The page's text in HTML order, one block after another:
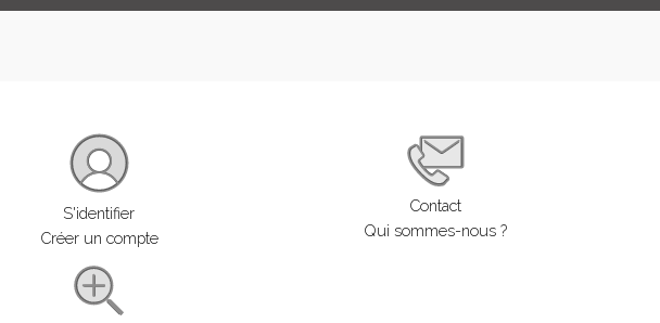
S'identifier
Créer un compte
Contact
Qui sommes-nous ?